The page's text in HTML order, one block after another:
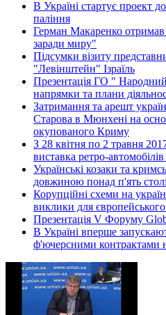
В Україні стартує проект
паління
Герман Макаренко
заради миру"
Підсумки візиту
"Левінштейн" Ізраїль
Презентація ГО "
напрямки та плани
Затримання та арешт
Старова в Мюнхені на
окупованого Криму
З 28 квітня по 2 травня
виставка ретро-
Українські козаки та
довжиною понад п'ять
Корупційні схеми на
виклики для європейського
Презентація V Форуму
В Україні вперше
ф'ючерсними контрактами